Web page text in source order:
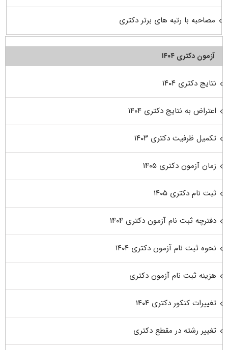
مصاحبه با رتبه های برتر دکتری
آزمون دکتری ۱۴۰۴
نتایج دکتری ۱۴۰۴
اعتراض به نتایج دکتری ۱۴۰۴
تکمیل ظرفیت دکتری ۱۴۰۳
زمان آزمون دکتری ۱۴۰۵
ثبت نام دکتری ۱۴۰۵
دفترچه ثبت نام آزمون دکتری ۱۴۰۴
نحوه ثبت نام آزمون دکتری ۱۴۰۴
هزینه ثبت نام آزمون دکتری
تغییرات کنکور دکتری ۱۴۰۴
تغییر رشته در مقطع دکتری